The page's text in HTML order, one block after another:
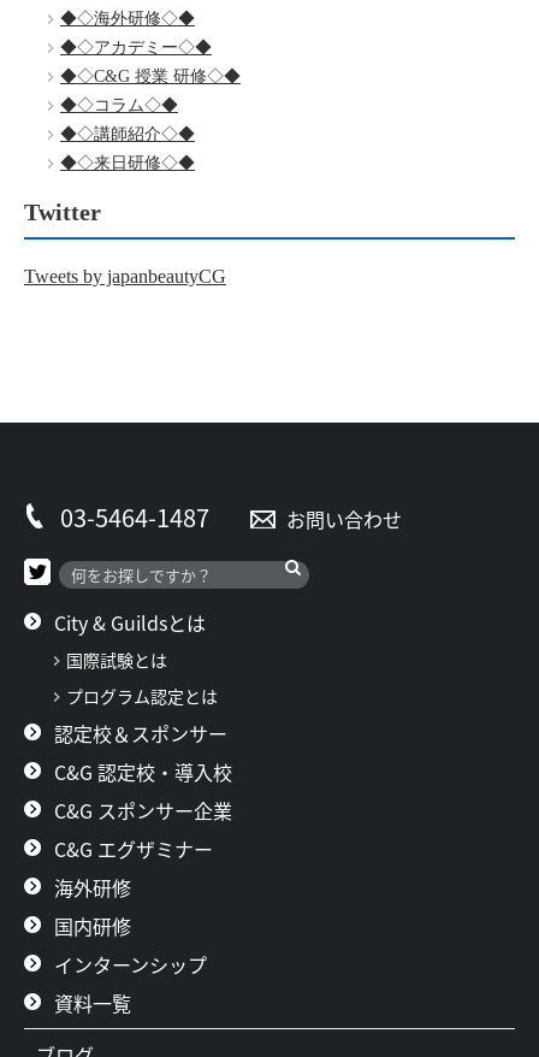
◆◇海外研修◇◆
◆◇アカデミー◇◆
◆◇C&G 授業 研修◇◆
◆◇コラム◇◆
◆◇講師紹介◇◆
◆◇来日研修◇◆
Twitter
Tweets by japanbeautyCG
03-5464-1487 お問い合わせ
City & Guildsとは
国際試験とは
プログラム認定とは
認定校＆スポンサー
C&G 認定校・導入校
C&G スポンサー企業
C&G エグザミナー
海外研修
国内研修
インターンシップ
資料一覧